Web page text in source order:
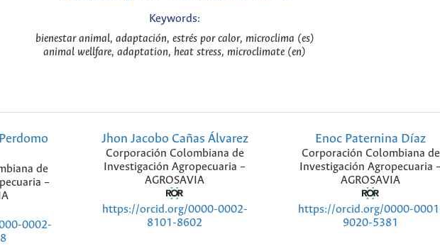
Keywords:
bienestar animal, adaptación, estrés por calor, microclima (es)
animal wellfare, adaptation, heat stress, microclimate (en)
de
–
0002-
Jhon Jacobo Cañas Álvarez
Corporación Colombiana de
Investigación Agropecuaria –
AGROSAVIA
https://orcid.org/0000-0002-
8101-8602
Enoc Paternina Díaz
Corporación Colombiana de
Investigación Agropecuaria –
AGROSAVIA
https://orcid.org/0000-
9020-5381